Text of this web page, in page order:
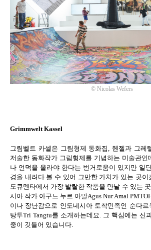
© Nicolas Wefers
Grimmwelt Kassel
그림벨트 카셀은 그림형제 동화집, 헨젤과 그레
저술한 동화작가 그림형제를 기념하는 미술관인
나 언덕을 올라야 한다는 번거로움이 있지만 일
경을 내려다 볼 수 있어 그만한 가치가 있는 곳이
도큐멘타에서 가장 발랄한 작품을 만날 수 있는
시아 작가 아구느 누르 아말Agus Nur Amal
이나 장난감으로 인도네시아 토착민족인 순다
탕투Tri Tangtu를 소개하는데요. 그 핵심에는 신
중이 깃들어 있습니다.